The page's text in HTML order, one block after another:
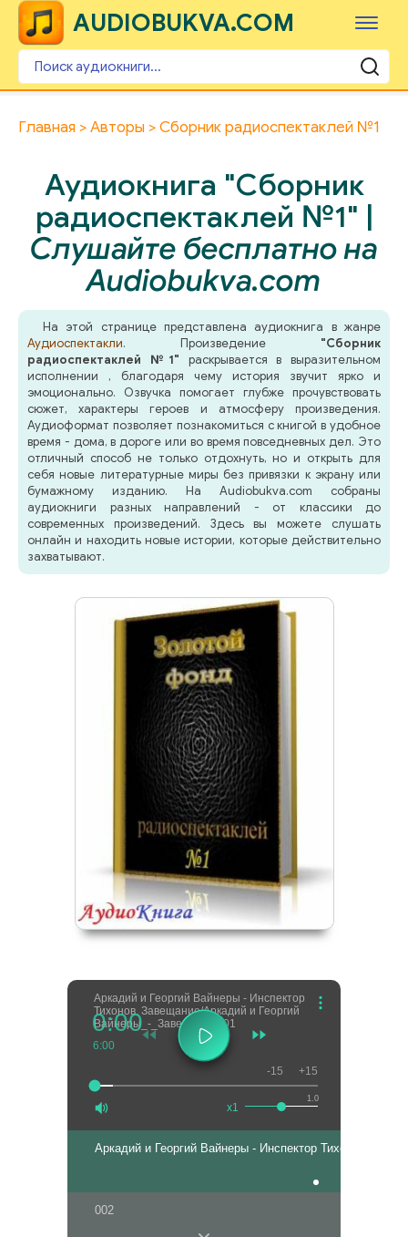
AUDIOBUKVA.COM
Главная Авторы Сборник радиоспектаклей №1
Аудиокнига "Сборник
радиоспектаклей №1" |
Слушайте бесплатно на
Audiobukva.com
На этой странице представлена аудиокнига в жанре
Аудиоспектакли. Произведение "Сборник
радиоспектаклей №1" раскрывается в выразительном
исполнении , благодаря чему история звучит ярко и
эмоционально. Озвучка помогает глубже прочувствовать
сюжет, характеры героев и атмосферу произведения.
Аудиоформат позволяет познакомиться с книгой в удобное
время - дома, в дороге или во время повседневных дел. Это
отличный способ не только отдохнуть, но и открыть для
себя новые литературные миры без привязки к экрану или
бумажному изданию. На Audiobukva.com собраны
аудиокниги разных направлений - от классики до
современных произведений. Здесь вы можете слушать
онлайн и находить новые истории, которые действительно
захватывают.
Аркадий и Георгий Вайнеры - Инспектор
Тихонов. Завещание/Аркадий и Георгий
Вайнеры_-_Завещание
001
0:00
6:00
1.0
x1
-15 +15
Аркадий и Георгий Вайнеры - Инспектор Тихонов.
002